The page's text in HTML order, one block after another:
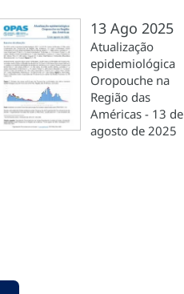
13 Ago 2025
Atualização
epidemiológica
Oropouche na
Região das
Américas - 13 de
agosto de 2025